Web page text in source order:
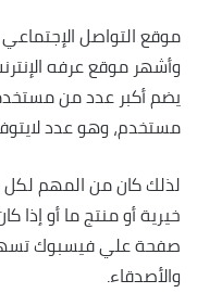
موقع التواصل
وأشهر موقع عرفه
يضم أكبر عدد من
مستخدم، وهو عدد
لذلك كان من المهم
خيرية أو منتج ما أو
صفحة علي فيسبوك
والأصدقاء.